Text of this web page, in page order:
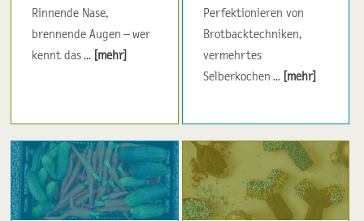
Rinnende Nase,
brennende Augen – wer
kennt das ... [mehr]
Perfektionieren von
Brotbacktechniken,
vermehrtes
Selberkochen ... [mehr]